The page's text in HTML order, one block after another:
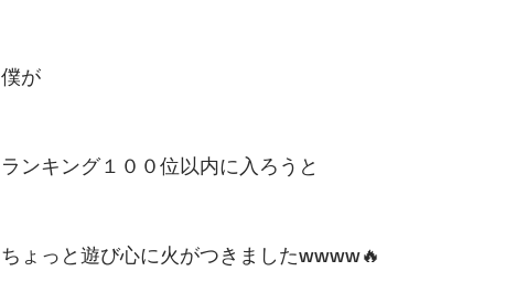
僕が
ランキング１００位以内に入ろうと
ちょっと遊び心に火がつきましたwwww🔥